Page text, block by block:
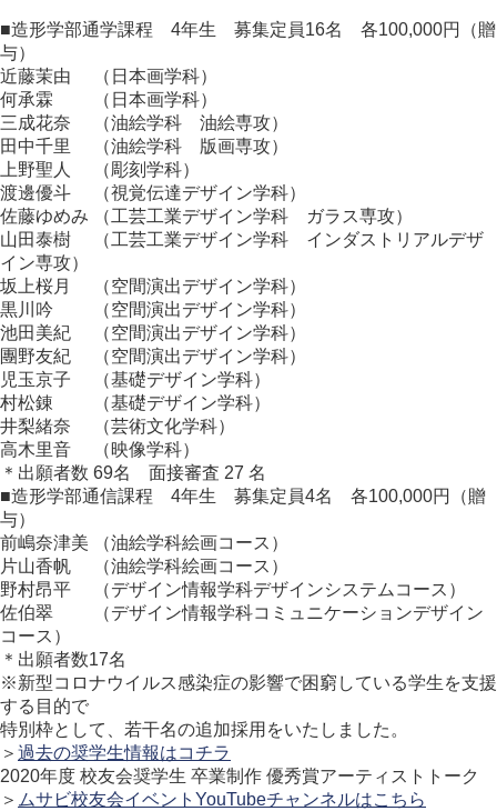
■造形学部通学課程 4年生 募集定員16名 各100,000円（贈
与）
近藤茉由 （日本画学科）
何承霖 （日本画学科）
三成花奈 （油絵学科 油絵専攻）
田中千里 （油絵学科 版画専攻）
上野聖人 （彫刻学科）
渡邊優斗 （視覚伝達デザイン学科）
佐藤ゆめみ （工芸工業デザイン学科 ガラス専攻）
山田泰樹 （工芸工業デザイン学科 インダストリアルデザ
イン専攻）
坂上桜月 （空間演出デザイン学科）
黒川吟 （空間演出デザイン学科）
池田美紀 （空間演出デザイン学科）
團野友紀 （空間演出デザイン学科）
児玉京子 （基礎デザイン学科）
村松錬 （基礎デザイン学科）
井梨緒奈 （芸術文化学科）
高木里音 （映像学科）
＊出願者数 69名 面接審査 27 名
■造形学部通信課程 4年生 募集定員4名 各100,000円（贈
与）
前嶋奈津美 （油絵学科絵画コース）
片山香帆 （油絵学科絵画コース）
野村昂平 （デザイン情報学科デザインシステムコース）
佐伯翠 （デザイン情報学科コミュニケーションデザイン
コース）
＊出願者数17名
※新型コロナウイルス感染症の影響で困窮している学生を支援
する目的で
特別枠として、若干名の追加採用をいたしました。
＞ 過去の奨学生情報はコチラ
2020年度 校友会奨学生 卒業制作 優秀賞アーティストトーク
＞ ムサビ校友会イベントYouTubeチャンネルはこちら